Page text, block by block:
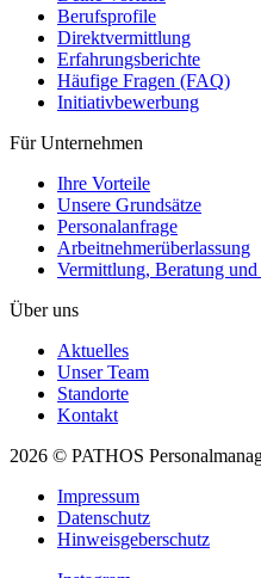
Berufsprofile
Direktvermittlung
Erfahrungsberichte
Häufige Fragen (FAQ)
Initiativ­bewerbung
Für Unternehmen
Ihre Vorteile
Unsere Grundsätze
Personal­anfrage
Arbeitnehmer­überlassung
Vermittlung, Beratung
Über uns
Aktuelles
Unser Team
Standorte
Kontakt
2026 © PATHOS
Impressum
Datenschutz
Hinweisgeberschutz